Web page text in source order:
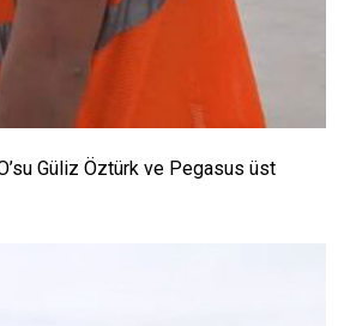
Güliz Öztürk ve Pegasus üst